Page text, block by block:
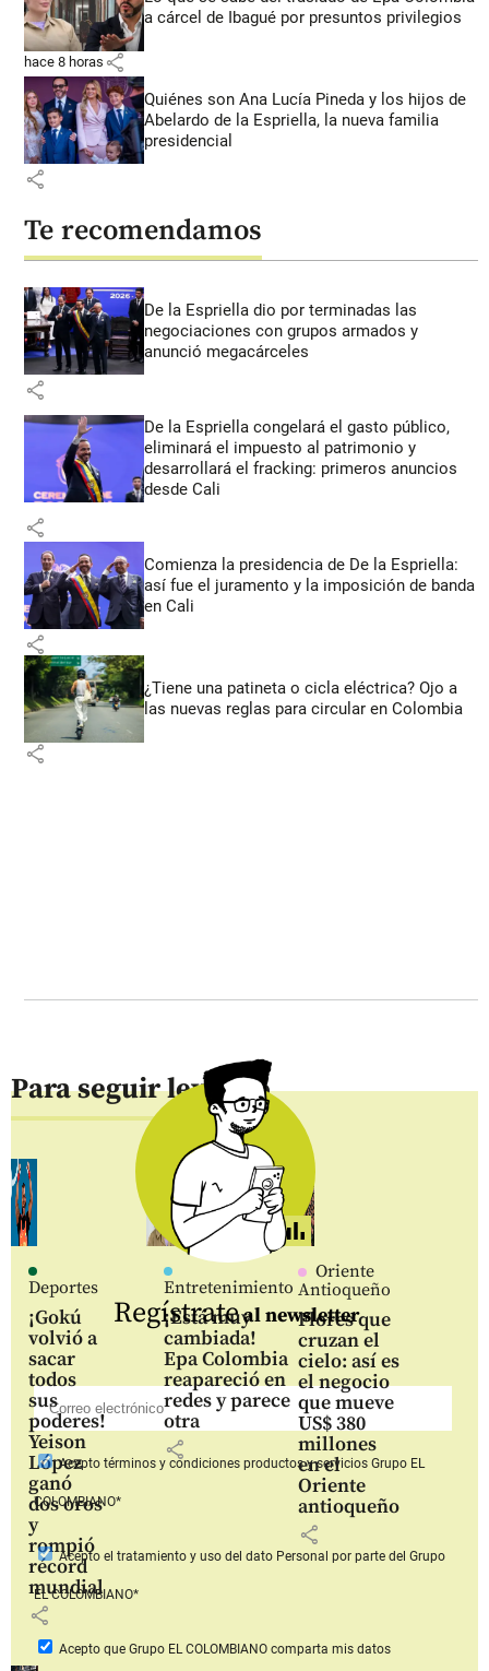
a cárcel de Ibagué por presuntos privilegios
hace 8 horas share
Quiénes son Ana Lucía Pineda y los hijos de
Abelardo de la Espriella, la nueva familia
presidencial
share
Te recomendamos
De la Espriella dio por terminadas las
negociaciones con grupos armados y
anunció megacárceles
share
De la Espriella congelará el gasto público,
eliminará el impuesto al patrimonio y
desarrollará el fracking: primeros anuncios
desde Cali
share
Comienza la presidencia de De la Espriella:
así fue el juramento y la imposición de banda
en Cali
share
¿Tiene una patineta o cicla eléctrica? Ojo a
las nuevas reglas para circular en Colombia
share
Para seguir leyendo
Deportes
¡Gokú
volvió a
sacar
todos
sus
poderes!
Yeison
López
ganó
dos oros
y
rompió
récord
mundial
share
Entretenimiento
¡Está muy
cambiada!
Epa Colombia
reapareció en
redes y parece
otra
share
Oriente
Antioqueño
Flores que
cruzan el
cielo: así es
el negocio
que mueve
US$ 380
millones
en el
Oriente
antioqueño
share
Regístrateal newsletter
Aceptotérminos y condiciones productos y serviciosGrupo EL
COLOMBIANO*
Acepto el tratamiento y uso del dato Personal por parte del Grupo
EL COLOMBIANO*
Acepto que Grupo EL COLOMBIANOcomparta mis datos